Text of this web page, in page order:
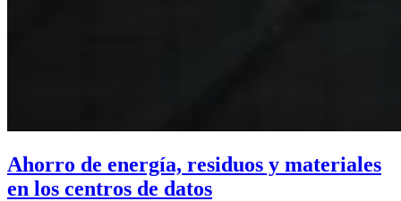
Ahorro de energía, residuos y materiales
en los centros de datos